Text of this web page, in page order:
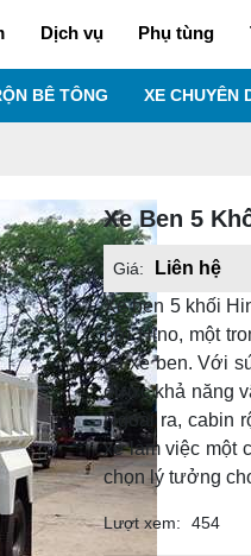
Dịch vụ Phụ tùng
BÊ TÔNG XE CHUYÊN
Xe Ben 5
Giá:
Liên hệ
Xe ben 5 khối
bởi Hino, một
và xe ben. Với
được khả năng
Ngoài ra, cabin
xế làm việc một
chọn lý tưởng
Lượt xem: 454